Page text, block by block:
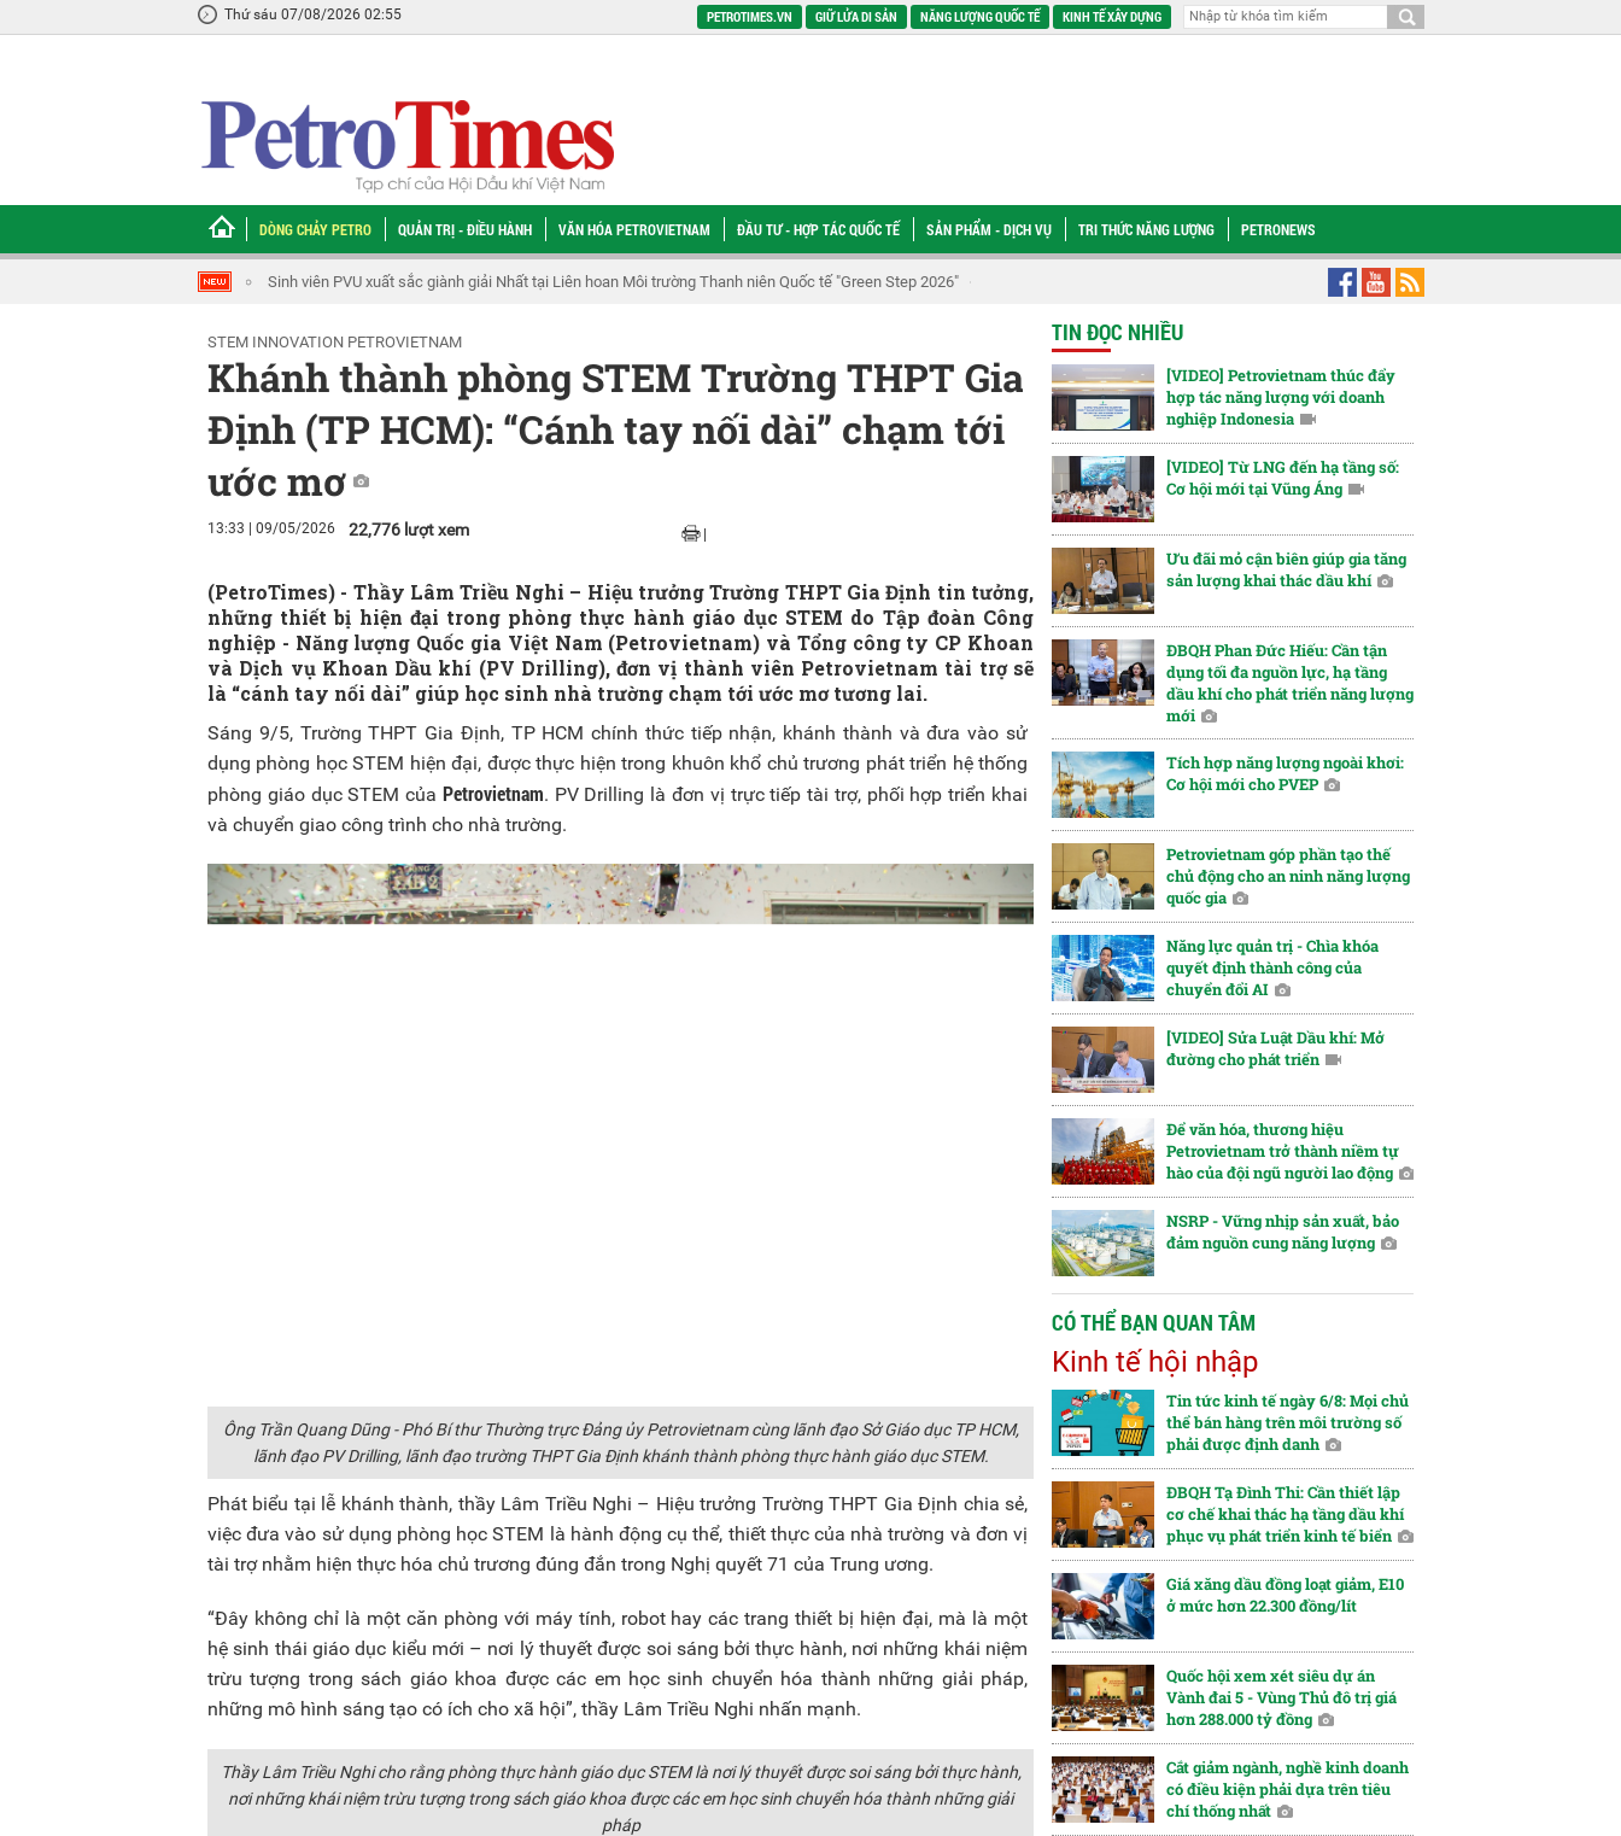
Thứ sáu 07/08/2026 02:55 PETROTIMES.VN GIỮ LỬA DI SẢN NĂNG LƯỢNG QUỐC TẾ KINH TẾ XÂY DỰNG
DÒNG CHẢY PETRO QUẢN TRỊ - ĐIỀU HÀNH VĂN HÓA PETROVIETNAM ĐẦU TƯ - HỢP TÁC QUỐC TẾ SẢN PHẨM - DỊCH VỤ TRI THỨC NĂNG LƯỢNG PETRONEWS
Sinh viên PVU xuất sắc giành giải Nhất tại Liên hoan Môi trường Thanh niên Quốc tế "Green Step 2026" Tổng Giám đốc Petrovietnam Lê Mạnh Cường: Đẩy nhanh Ô Môn III, IV để phát huy hiệu quả
STEM INNOVATION PETROVIETNAM
Khánh thành phòng STEM Trường THPT Gia
Định (TP HCM): “Cánh tay nối dài” chạm tới
ước mơ
13:33 | 09/05/2026 22,776 lượt xem |
(PetroTimes) - Thầy Lâm Triều Nghi – Hiệu trưởng Trường THPT Gia Định tin tưởng,
những thiết bị hiện đại trong phòng thực hành giáo dục STEM do Tập đoàn Công
nghiệp - Năng lượng Quốc gia Việt Nam (Petrovietnam) và Tổng công ty CP Khoan
và Dịch vụ Khoan Dầu khí (PV Drilling), đơn vị thành viên Petrovietnam tài trợ sẽ
là “cánh tay nối dài” giúp học sinh nhà trường chạm tới ước mơ tương lai.
Sáng 9/5, Trường THPT Gia Định, TP HCM chính thức tiếp nhận, khánh thành và đưa vào sử
dụng phòng học STEM hiện đại, được thực hiện trong khuôn khổ chủ trương phát triển hệ thống
phòng giáo dục STEM của Petrovietnam. PV Drilling là đơn vị trực tiếp tài trợ, phối hợp triển khai
và chuyển giao công trình cho nhà trường.
Ông Trần Quang Dũng - Phó Bí thư Thường trực Đảng ủy Petrovietnam cùng lãnh đạo Sở Giáo dục TP HCM,
lãnh đạo PV Drilling, lãnh đạo trường THPT Gia Định khánh thành phòng thực hành giáo dục STEM.
Phát biểu tại lễ khánh thành, thầy Lâm Triều Nghi – Hiệu trưởng Trường THPT Gia Định chia sẻ,
việc đưa vào sử dụng phòng học STEM là hành động cụ thể, thiết thực của nhà trường và đơn vị
tài trợ nhằm hiện thực hóa chủ trương đúng đắn trong Nghị quyết 71 của Trung ương.
“Đây không chỉ là một căn phòng với máy tính, robot hay các trang thiết bị hiện đại, mà là một
hệ sinh thái giáo dục kiểu mới – nơi lý thuyết được soi sáng bởi thực hành, nơi những khái niệm
trừu tượng trong sách giáo khoa được các em học sinh chuyển hóa thành những giải pháp,
những mô hình sáng tạo có ích cho xã hội”, thầy Lâm Triều Nghi nhấn mạnh.
Thầy Lâm Triều Nghi cho rằng phòng thực hành giáo dục STEM là nơi lý thuyết được soi sáng bởi thực hành,
nơi những khái niệm trừu tượng trong sách giáo khoa được các em học sinh chuyển hóa thành những giải
pháp
TIN ĐỌC NHIỀU
[VIDEO] Petrovietnam thúc đẩy
hợp tác năng lượng với doanh
nghiệp Indonesia
[VIDEO] Từ LNG đến hạ tầng số:
Cơ hội mới tại Vũng Áng
Ưu đãi mỏ cận biên giúp gia tăng
sản lượng khai thác dầu khí
ĐBQH Phan Đức Hiếu: Cần tận
dụng tối đa nguồn lực, hạ tầng
dầu khí cho phát triển năng lượng
mới
Tích hợp năng lượng ngoài khơi:
Cơ hội mới cho PVEP
Petrovietnam góp phần tạo thế
chủ động cho an ninh năng lượng
quốc gia
Năng lực quản trị - Chìa khóa
quyết định thành công của
chuyển đổi AI
[VIDEO] Sửa Luật Dầu khí: Mở
đường cho phát triển
Để văn hóa, thương hiệu
Petrovietnam trở thành niềm tự
hào của đội ngũ người lao động
NSRP - Vững nhịp sản xuất, bảo
đảm nguồn cung năng lượng
CÓ THỂ BẠN QUAN TÂM
Kinh tế hội nhập
Tin tức kinh tế ngày 6/8: Mọi chủ
thể bán hàng trên môi trường số
phải được định danh
ĐBQH Tạ Đình Thi: Cần thiết lập
cơ chế khai thác hạ tầng dầu khí
phục vụ phát triển kinh tế biển
Giá xăng dầu đồng loạt giảm, E10
ở mức hơn 22.300 đồng/lít
Quốc hội xem xét siêu dự án
Vành đai 5 - Vùng Thủ đô trị giá
hơn 288.000 tỷ đồng
Cắt giảm ngành, nghề kinh doanh
có điều kiện phải dựa trên tiêu
chí thống nhất